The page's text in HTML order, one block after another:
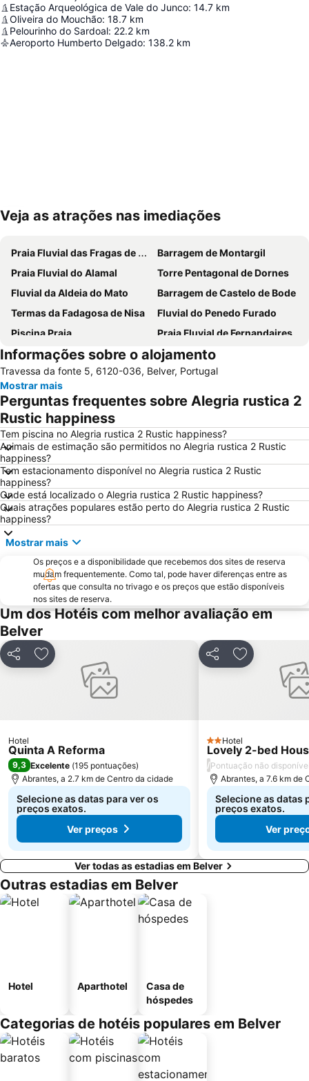
Estação Arqueológica de Vale do Junco: 14.7 km
Oliveira do Mouchão: 18.7 km
Pelourinho do Sardoal: 22.2 km
Aeroporto Humberto Delgado: 138.2 km
Ampliar mapa
Veja as atrações nas imediações
Praia Fluvial das Fragas de S. Simão
Barragem de Montargil
Praia Fluvial do Alamal
Torre Pentagonal de Dornes
Fluvial da Aldeia do Mato
Barragem de Castelo de Bode
Termas da Fadagosa de Nisa
Fluvial do Penedo Furado
Piscina Praia
Praia Fluvial de Fernandaires
Parque Aquático de Galveias
Praia Fluvial Pego das Cancelas
Castelo de Almourol
Castelo de Amieira - Nisa
Praia Fluvial do Mosteiro
Estação de Comboios da Beirã
Piscina Fluvial da Portagem
Castelo Marvão
Praia Fluvial da Zaboeira
Estação do Fratel
Mosteiro de Santa Maria de Flor da Rosa
Praia Fluvial Fragas de São Simão
Parque Aquático do Crato
Fluvial de Ortiga
Complexo Desportivo Municipal de Tomar
Praia Fluvial Ribeira Grande
Castelo e Convento de Cristo
Praia Fluvial do Troviscal
Piscina Flutuante da Barragem do Cabril
Centro Lazer da Portagem
Estação de Caminhos de Ferro de Tomar
Igreja do Convento de Santo António
Aldeia do Arripiado
Água Formosa
Estátua de Don Pedro V
Diver Almourol Região Aventura
Estação de Caminhos de Ferro de Castelo de Vide
Fonte da Vila
Casa Emblemática da Rua de Olivença
Apeadeiro de Fátima
Informações sobre o alojamento
Travessa da fonte 5, 6120-036, Belver, Portugal
Mostrar mais
Perguntas frequentes sobre Alegria rustica 2
Rustic happiness
Tem piscina no Alegria rustica 2 Rustic happiness?
Animais de estimação são permitidos no Alegria rustica 2 Rustic
happiness?
Tem estacionamento disponível no Alegria rustica 2 Rustic
happiness?
Onde está localizado o Alegria rustica 2 Rustic happiness?
Quais atrações populares estão perto do Alegria rustica 2 Rustic
happiness?
Mostrar mais
Os preços e a disponibilidade que recebemos dos sites de reserva
mudam frequentemente. Como tal, pode haver diferenças entre as
ofertas que consulta no trivago e os preços que estão disponíveis
nos sites de reserva.
Um dos Hotéis com melhor avaliação em
Belver
PartilharAdicionar aos favoritos
Hotel
Quinta A Reforma
9,3 Excelente (195 pontuações)
Abrantes, a 2.7 km de Centro da cidade
Selecione as datas para ver os
preços exatos.
Ver preços
PartilharAdicionar
2 Estrelas
Hotel
Lovely 2-bed
/Pontuação não
Abrantes, a 7.6 km de
Selecione as datas
preços exatos.
Ver
Ver todas as estadias em Belver
Outras estadias em Belver
Hotel Aparthotel
Casa de
hóspedes
Categorias de hotéis populares em Belver